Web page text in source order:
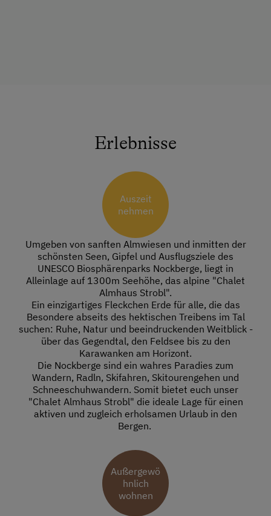
Erlebnisse
Auszeit
nehmen
Umgeben von sanften Almwiesen und inmitten der
schönsten Seen, Gipfel und Ausflugsziele des
UNESCO Biosphärenparks Nockberge, liegt in
Alleinlage auf 1300m Seehöhe, das alpine "Chalet
Almhaus Strobl".
Ein einzigartiges Fleckchen Erde für alle, die das
Besondere abseits des hektischen Treibens im Tal
suchen: Ruhe, Natur und beeindruckenden Weitblick -
über das Gegendtal, den Feldsee bis zu den
Karawanken am Horizont.
Die Nockberge sind ein wahres Paradies zum
Wandern, Radln, Skifahren, Skitourengehen und
Schneeschuhwandern. Somit bietet euch unser
"Chalet Almhaus Strobl" die ideale Lage für einen
aktiven und zugleich erholsamen Urlaub in den
Bergen.
Außergewö
hnlich
wohnen